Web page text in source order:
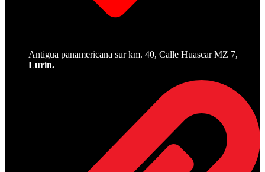
Antigua panamericana sur km. 40, Calle Huascar MZ 7,
Lurín.